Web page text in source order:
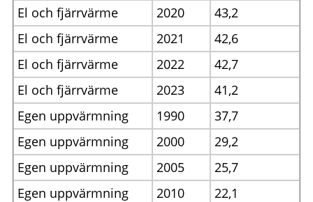
El och fjärrvärme
2020
43,2
El och fjärrvärme
2021
42,6
El och fjärrvärme
2022
42,7
El och fjärrvärme
2023
41,2
Egen uppvärmning
1990
37,7
Egen uppvärmning
2000
29,2
Egen uppvärmning
2005
25,7
Egen uppvärmning
2010
22,1